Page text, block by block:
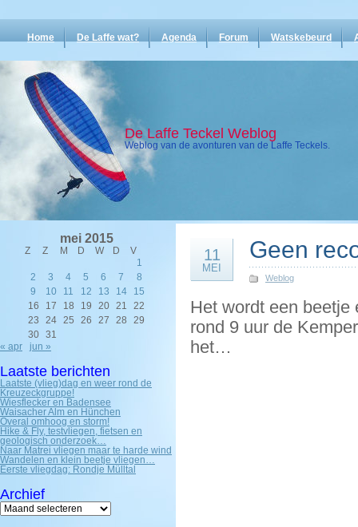
Home De Laffe wat? Agenda Forum Watskebeurd
De Laffe Teckel Weblog
Weblog van de avonturen van de Laffe Teckels.
mei 2015
Z Z M D W D
V
1
2
3 4 5 6 7
8
9
10 11 12 13 14
15
16
17 18 19 20 21
22
23
24 25 26 27 28
29
30
31
« apr
jun »
Laatste berichten
Laatste (vlieg)dag en weer rond de
Kreuzeckgruppe!
Wiesflecker en Badensee
Waisacher Alm en Hünchen
Overal omhoog en storm!
Hike & Fly, testvliegen, fietsen en
geologisch onderzoek…
Naar Matrei vliegen maar te harde wind
Wandelen en klein beetje vliegen…
Eerste vliegdag: Rondje Mülltal
Archief
Archief
11
MEI
Geen
Weblog
Het wordt een beetje
rond 9 uur de
het…